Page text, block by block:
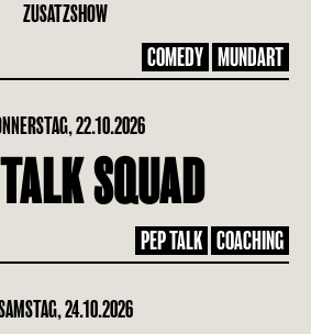
ZUSATZSHOW
COMEDY MUNDART
22.10.2026
SQUAD
PEP TALK COACHING
24.10.2026